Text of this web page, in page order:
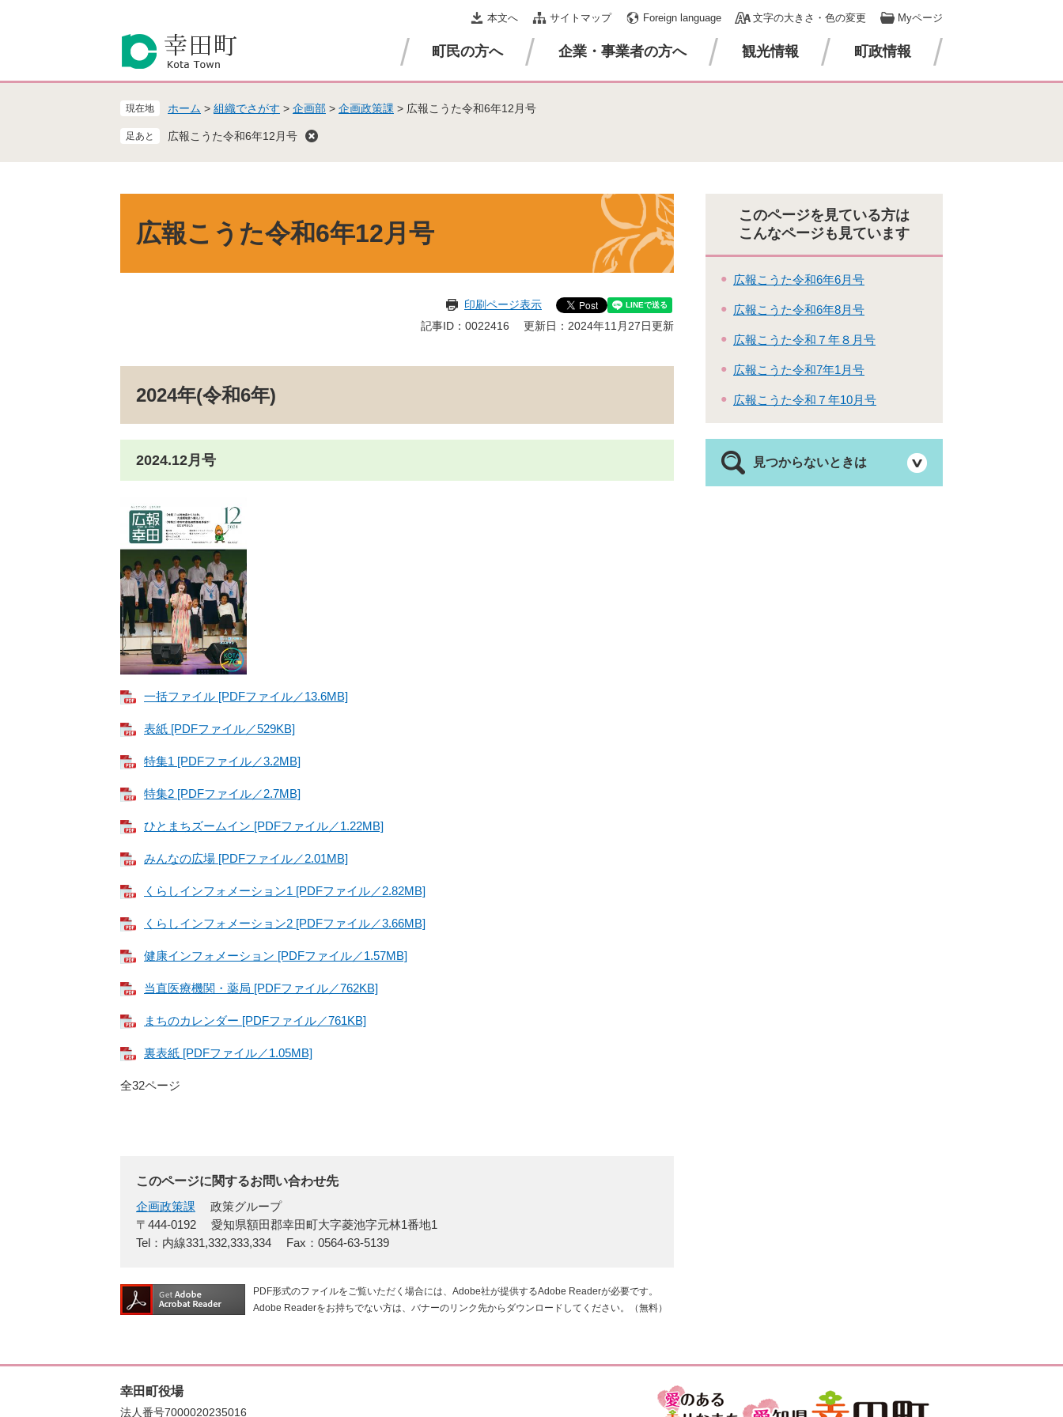
先
を
本
本文へ サイトマップ Foreign language 文字の大きさ・色の変更 Myページ
町民の方へ 企業・事業者の方へ 観光情報 町政情報
現在地 ホーム > 組織でさがす > 企画部 > 企画政策課 > 広報こうた令和6年12月号
広報こうた令和6年12月号
広報こうた令和6年12月号
印刷ページ表示
記事ID：0022416
更新日：2024年11月27日更新
2024年(令和6年)
2024.12月号
一括ファイル [PDFファイル／13.6MB]
表紙 [PDFファイル／529KB]
特集1 [PDFファイル／3.2MB]
特集2 [PDFファイル／2.7MB]
ひとまちズームイン [PDFファイル／1.22MB]
みんなの広場 [PDFファイル／2.01MB]
くらしインフォメーション1 [PDFファイル／2.82MB]
くらしインフォメーション2 [PDFファイル／3.66MB]
健康インフォメーション [PDFファイル／1.57MB]
当直医療機関・薬局 [PDFファイル／762KB]
まちのカレンダー [PDFファイル／761KB]
裏表紙 [PDFファイル／1.05MB]
全32ページ
このページに関するお問い合わせ先
企画政策課
政策グループ
〒444-0192
愛知県額田郡幸田町大字菱池字元林1番地1
Tel：内線331,332,333,334
Fax：0564-63-5139
PDF形式のファイルをご覧いただく場合には、Adobe社が提供するAdobe Readerが必要です。
Adobe Readerをお持ちでない方は、バナーのリンク先からダウンロードしてください。（無料）
このページを見ている方は
こんなページも見ています
広報こうた令和6年6月号
広報こうた令和6年8月号
広報こうた令和７年８月号
広報こうた令和7年1月号
広報こうた令和７年10月号
見つからないときは
幸田町役場
法人番号7000020235016